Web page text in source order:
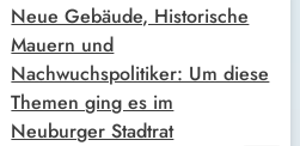
Neue Gebäude, Historische
Mauern und
Nachwuchspolitiker: Um diese
Themen ging es im
Neuburger Stadtrat